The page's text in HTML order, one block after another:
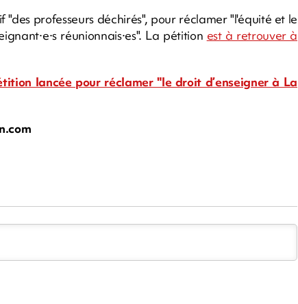
professeurs déchirés", pour réclamer "l'équité et le
réunionnais·es". La pétition est à retrouver à
lancée pour réclamer "le droit d’enseigner à La